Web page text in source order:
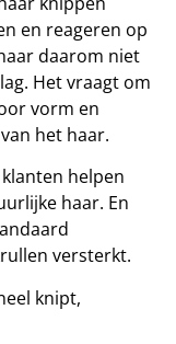
en reageren op
daarom niet
Het vraagt om
vorm en
het haar.
helpen
haar. En
versterkt.
knipt,